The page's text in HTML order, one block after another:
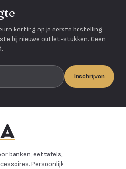
korting op je eerste bestelling
bij nieuwe outlet-stukken. Geen
Inschrijven
banken, eettafels,
Persoonlijk